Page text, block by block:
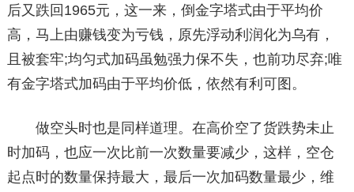
后又跌回1965元，这一来，倒金字塔式由于平均价
高，马上由赚钱变为亏钱，原先浮动利润化为乌有，
且被套牢;均匀式加码虽勉强力保不失，也前功尽弃;唯
有金字塔式加码由于平均价低，依然有利可图。
做空头时也是同样道理。在高价空了货跌势未止
时加码，也应一次比前一次数量要减少，这样，空仓
起点时的数量保持最大，最后一次加码数量最少，维